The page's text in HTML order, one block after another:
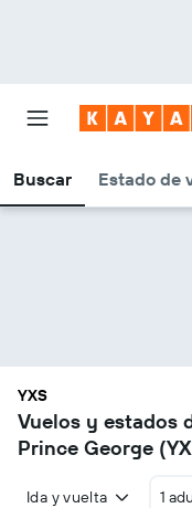
Buscar Estado de
YXS
Vuelos y estados
Prince George
Ida y vuelta 1